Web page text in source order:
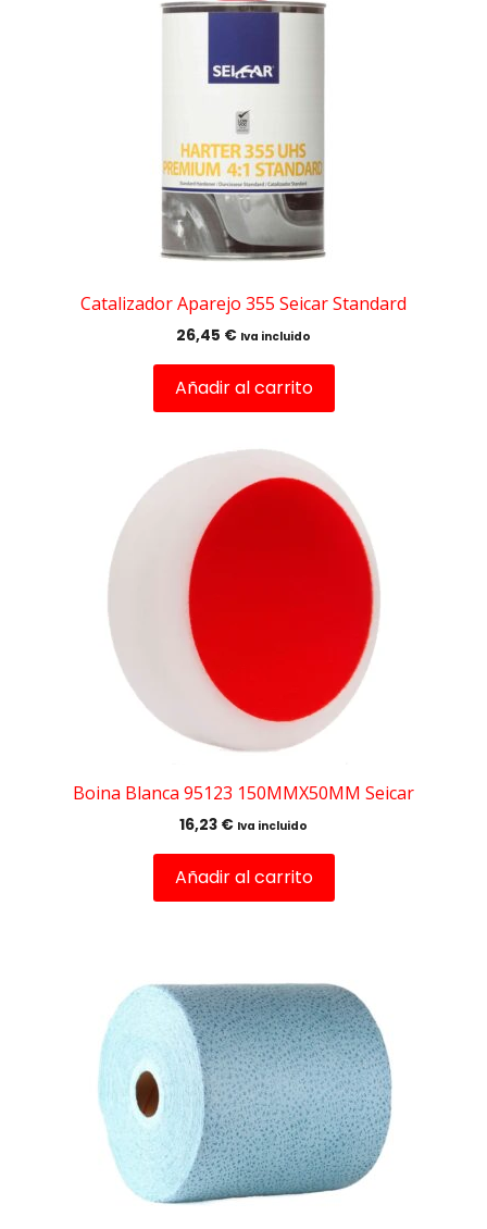
Catalizador Aparejo 355 Seicar Standard
26,45 € Iva incluido
Añadir al carrito
Boina Blanca 95123 150MMX50MM Seicar
16,23 € Iva incluido
Añadir al carrito